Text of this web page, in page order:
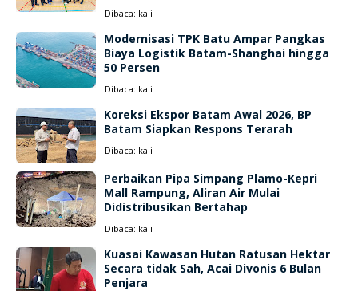
Dibaca: kali
Modernisasi TPK Batu Ampar Pangkas
Biaya Logistik Batam-Shanghai hingga
50 Persen
Dibaca: kali
Koreksi Ekspor Batam Awal 2026, BP
Batam Siapkan Respons Terarah
Dibaca: kali
Perbaikan Pipa Simpang Plamo-Kepri
Mall Rampung, Aliran Air Mulai
Didistribusikan Bertahap
Dibaca: kali
Kuasai Kawasan Hutan Ratusan Hektar
Secara tidak Sah, Acai Divonis 6 Bulan
Penjara